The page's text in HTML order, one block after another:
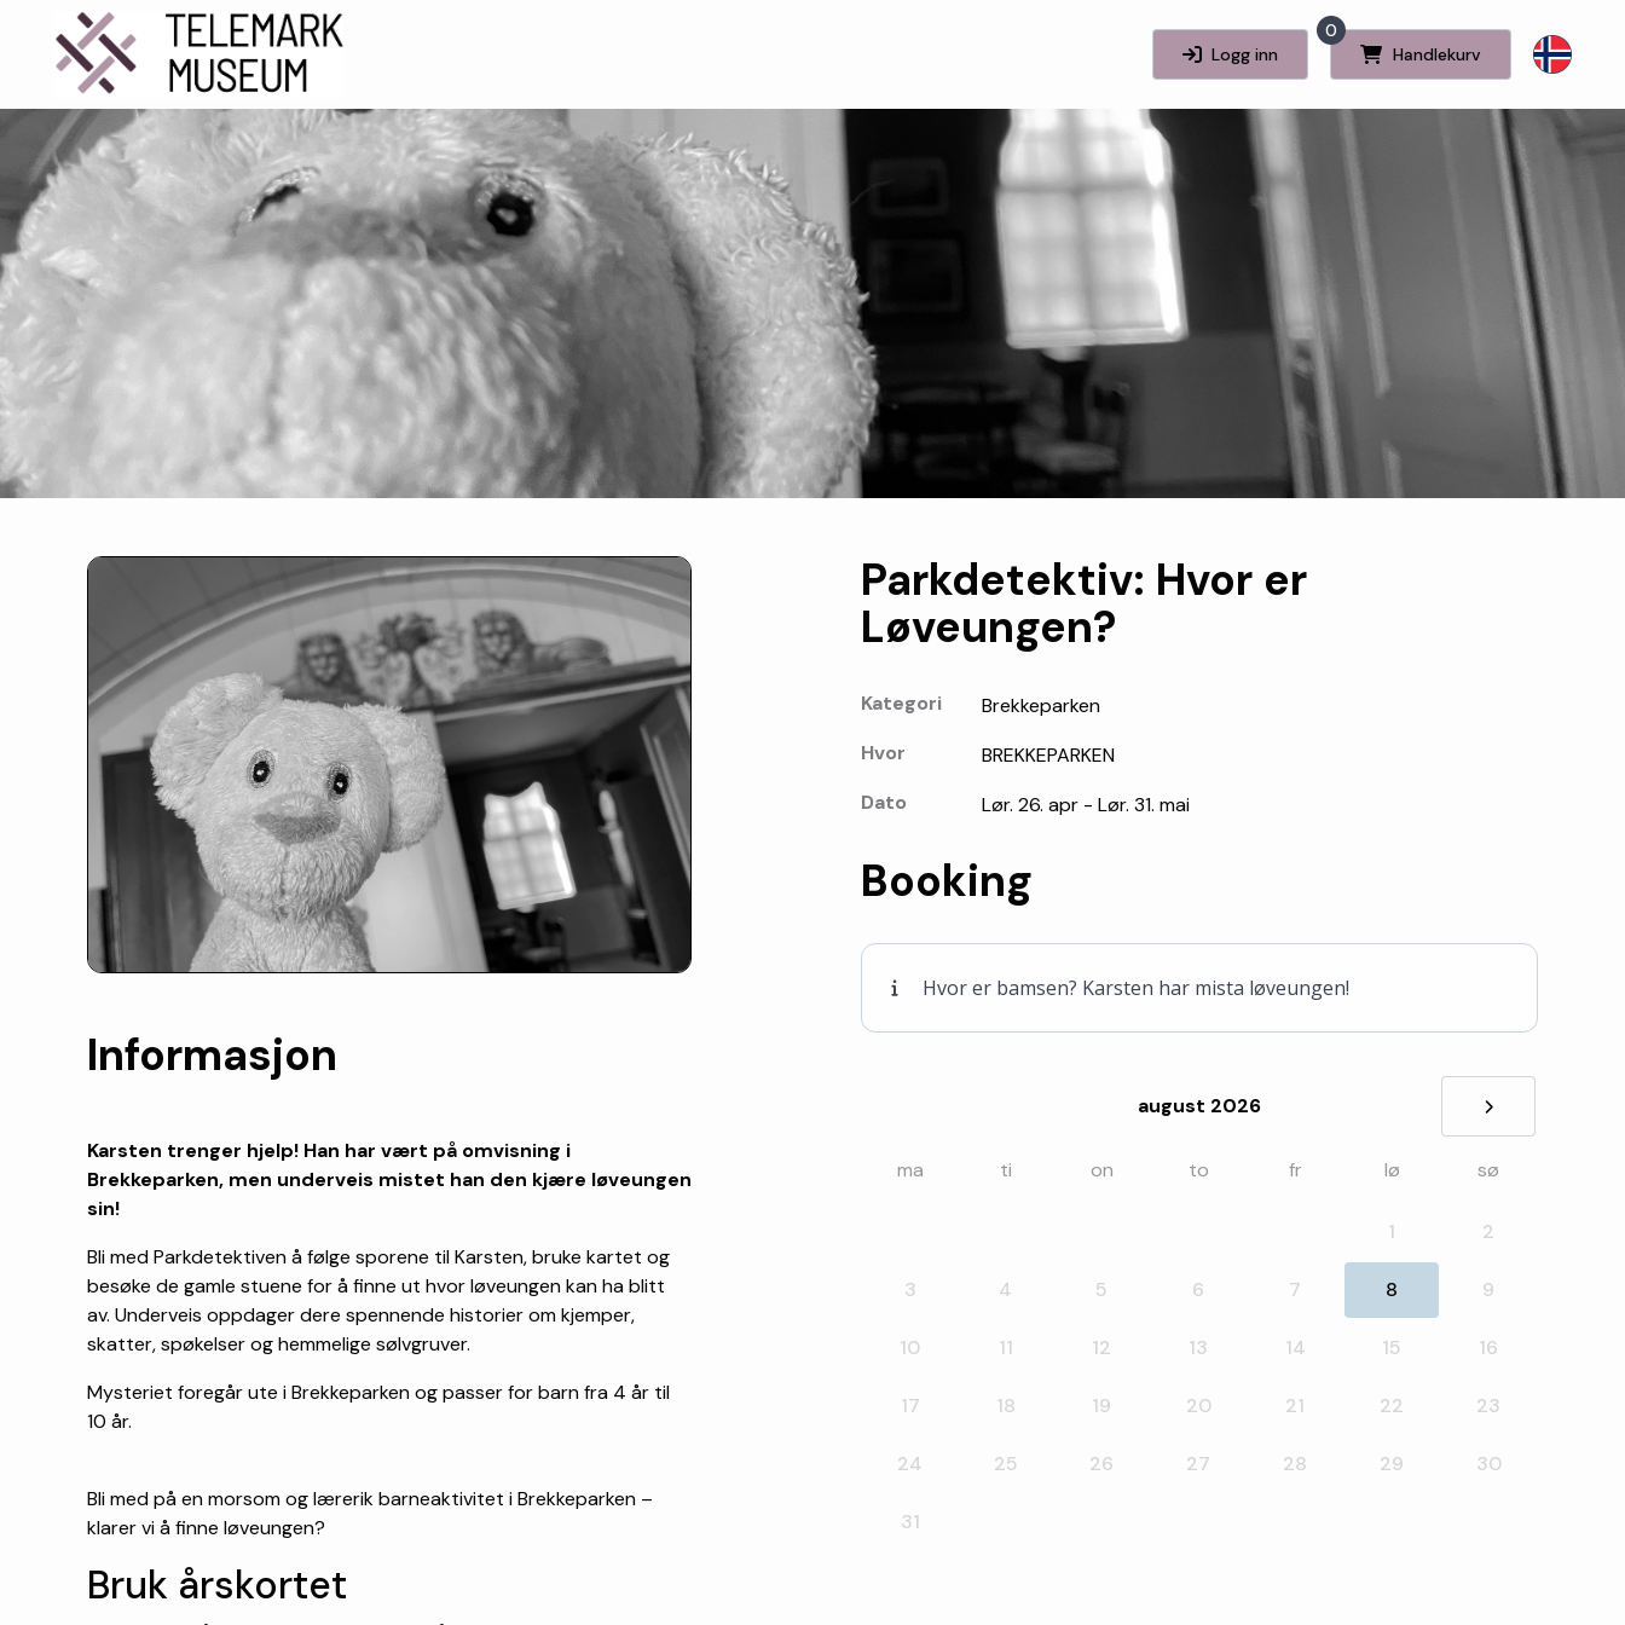
Logg inn Handlekurv
0
Informasjon
Karsten trenger hjelp! Han har vært på omvisning i
Brekkeparken, men underveis mistet han den kjære løveungen
sin!
Bli med Parkdetektiven å følge sporene til Karsten, bruke kartet og
besøke de gamle stuene for å finne ut hvor løveungen kan ha blitt
av. Underveis oppdager dere spennende historier om kjemper,
skatter, spøkelser og hemmelige sølvgruver.
Mysteriet foregår ute i Brekkeparken og passer for barn fra 4 år til
10 år.
Bli med på en morsom og lærerik barneaktivitet i Brekkeparken –
klarer vi å finne løveungen?
Bruk årskortet
Parkdetektiv: Hvor er
Løveungen?
Kategori
Brekkeparken
Hvor
BREKKEPARKEN
Dato
Lør. 26. apr - Lør. 31. mai
Booking
Hvor er bamsen? Karsten har mista løveungen!
august 2026 »
ma ti on to fr lø sø
1 2
3 4 5 6 7 8 9
10 11 12 13 14 15 16
17 18 19 20 21 22 23
24 25 26 27 28 29 30
31